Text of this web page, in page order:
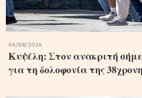
06/08/2026
Κυψέλη: Στον ανακριτή
για τη δολοφονία της